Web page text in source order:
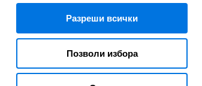
Разреши всички
Позволи избора
В сътрудничество с